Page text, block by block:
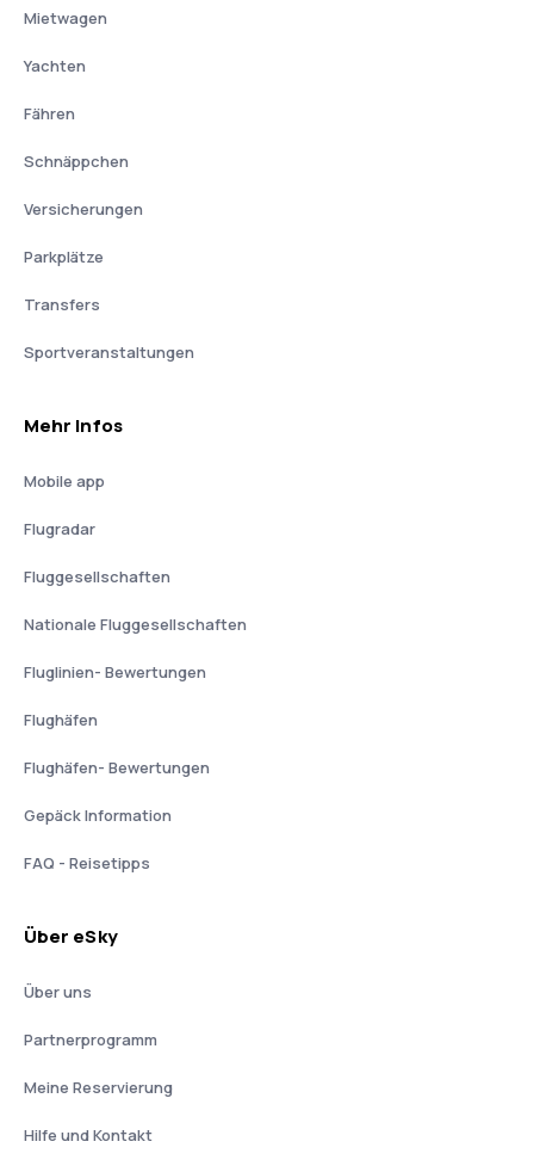
Mietwagen
Yachten
Fähren
Schnäppchen
Versicherungen
Parkplätze
Transfers
Sportveranstaltungen
Mehr Infos
Mobile app
Flugradar
Fluggesellschaften
Nationale Fluggesellschaften
Fluglinien- Bewertungen
Flughäfen
Flughäfen- Bewertungen
Gepäck Information
FAQ - Reisetipps
Über eSky
Über uns
Partnerprogramm
Meine Reservierung
Hilfe und Kontakt